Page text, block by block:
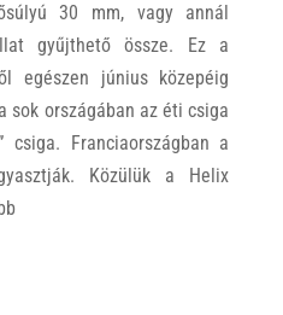
30 mm, vagy annál
gyűjthető össze. Ez a
egészen június közepéig
sok országában az éti csiga
csiga. Franciaországban a
Közülük a Helix